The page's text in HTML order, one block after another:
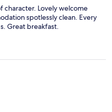
Lovely welcome
spotlessly clean. Every
Great breakfast.